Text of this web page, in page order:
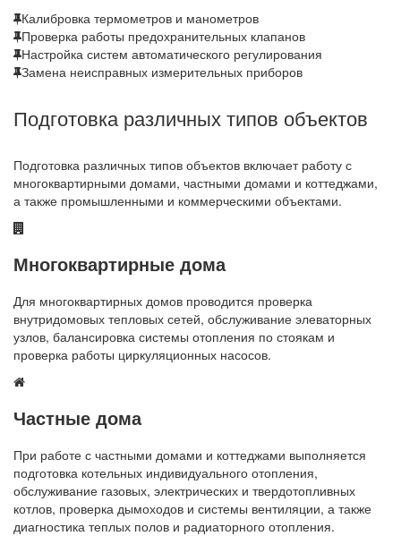
Калибровка термометров и манометров
Проверка работы предохранительных клапанов
Настройка систем автоматического регулирования
Замена неисправных измерительных приборов
Подготовка различных типов объектов
Подготовка различных типов объектов включает работу с
многоквартирными домами, частными домами и коттеджами,
а также промышленными и коммерческими объектами.
Многоквартирные дома
Для многоквартирных домов проводится проверка
внутридомовых тепловых сетей, обслуживание элеваторных
узлов, балансировка системы отопления по стоякам и
проверка работы циркуляционных насосов.
Частные дома
При работе с частными домами и коттеджами выполняется
подготовка котельных индивидуального отопления,
обслуживание газовых, электрических и твердотопливных
котлов, проверка дымоходов и системы вентиляции, а также
диагностика теплых полов и радиаторного отопления.